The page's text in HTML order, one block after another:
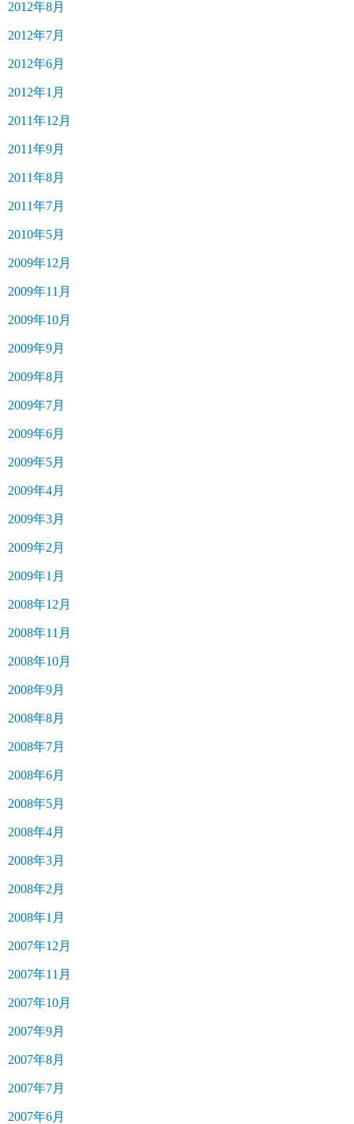
2012年8月
2012年7月
2012年6月
2012年1月
2011年12月
2011年9月
2011年8月
2011年7月
2010年5月
2009年12月
2009年11月
2009年10月
2009年9月
2009年8月
2009年7月
2009年6月
2009年5月
2009年4月
2009年3月
2009年2月
2009年1月
2008年12月
2008年11月
2008年10月
2008年9月
2008年8月
2008年7月
2008年6月
2008年5月
2008年4月
2008年3月
2008年2月
2008年1月
2007年12月
2007年11月
2007年10月
2007年9月
2007年8月
2007年7月
2007年6月